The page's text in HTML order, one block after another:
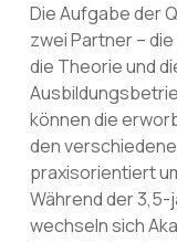
Die Aufgabe der
zwei Partner –
die Theorie und
können die
den
praxisorientiert
Während der
wechseln sich